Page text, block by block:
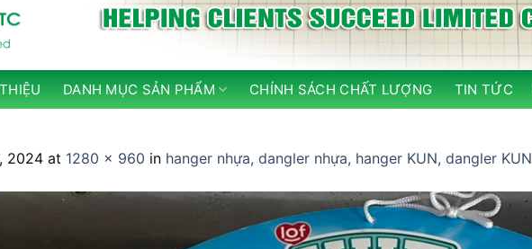
DANH MỤC SẢN PHẨM CHÍNH SÁCH CHẤT LƯỢNG TIN TỨC
2024 at 1280 × 960 in hanger nhựa, dangler nhựa, hanger KUN, dangler KUN